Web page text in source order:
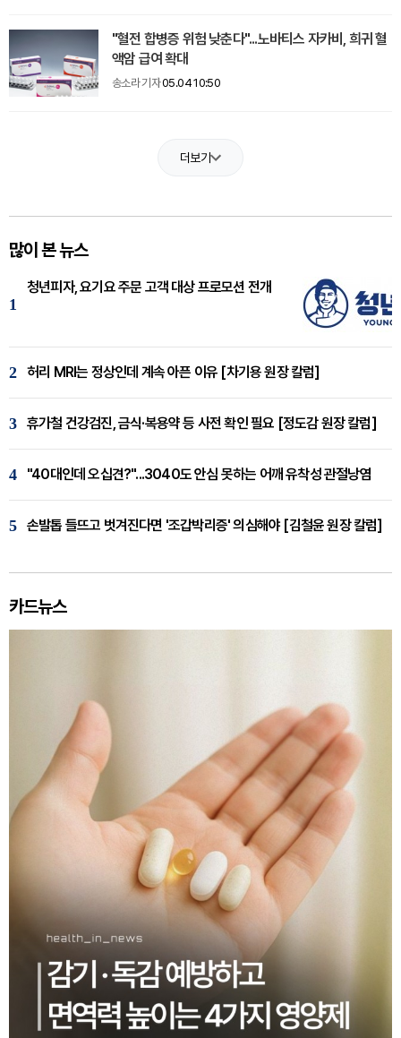
"혈전 합병증 위험 낮춘다"...노바티스 자카비, 희귀 혈
액암 급여 확대
송소라 기자05.04 10:50
더보기
많이 본 뉴스
1
청년피자, 요기요 주문 고객 대상 프로모션 전개
2 허리 MRI는 정상인데 계속 아픈 이유 [차기용 원장 칼럼]
3 휴가철 건강검진, 금식·복용약 등 사전 확인 필요 [정도감 원장 칼럼]
4 "40대인데 오십견?"...3040도 안심 못하는 어깨 유착성 관절낭염
5 손발톱 들뜨고 벗겨진다면 '조갑박리증' 의심해야 [김철윤 원장 칼럼]
카드뉴스